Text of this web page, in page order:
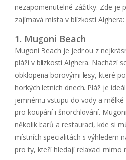
nezapomenutelné zážitky. Zde je
zajímavá místa v blízkosti Alghera:
1. Mugoni Beach
Mugoni Beach je jednou z
pláží v blízkosti Alghera. Nachází
obklopena borovými lesy, které
horkých letních dnech. Pláž je
jemnému vstupu do vody a mělké
pro koupání i šnorchlování.
několik barů a restaurací, kde si
místních specialitách s výhledem
pro ty, kteří hledají relaxaci mimo